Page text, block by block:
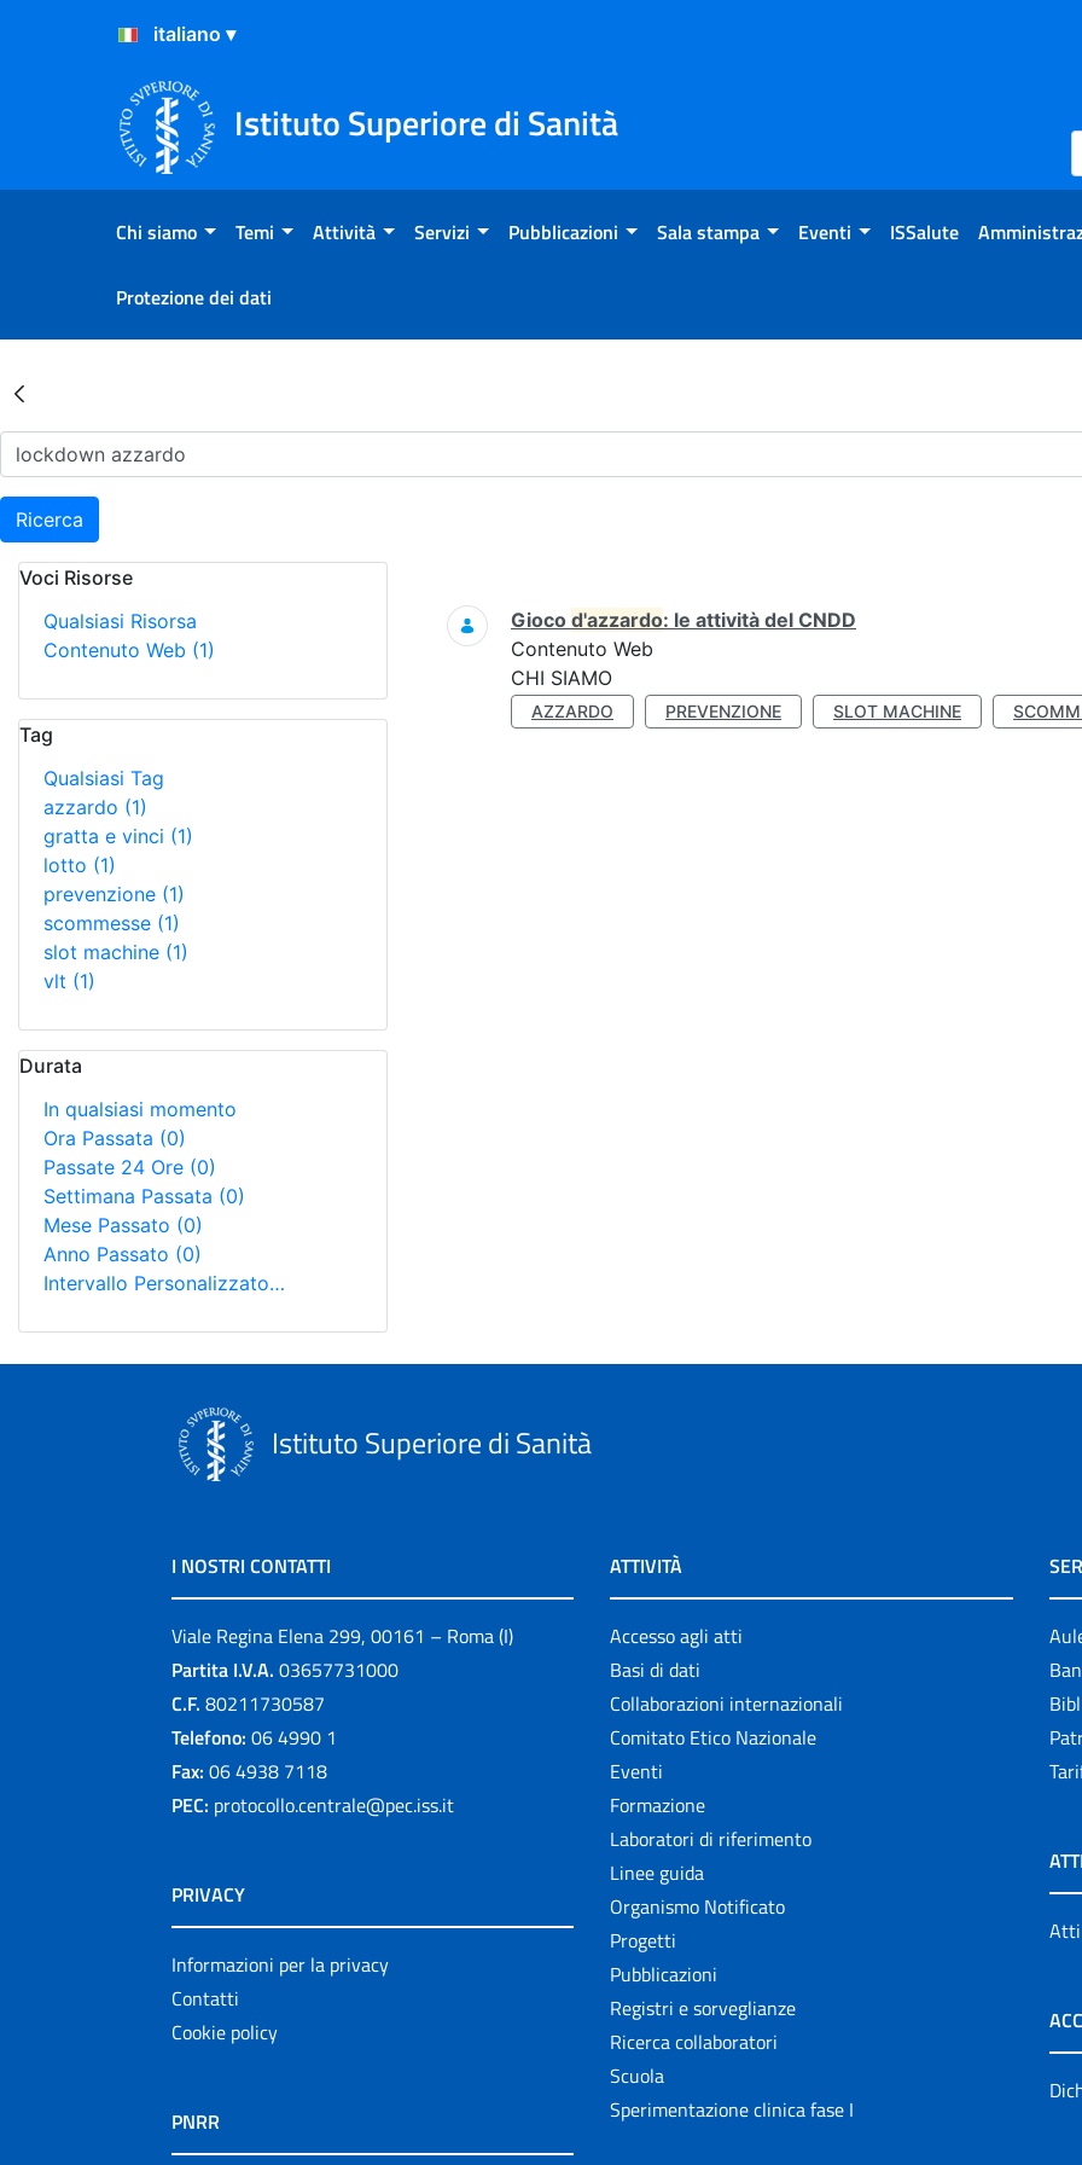
Salta al Contenuto
Salta al Footer
Istituto Superiore di Sanità
Chi siamo Temi Attività Servizi Pubblicazioni Sala stampa Eventi ISSalute
Protezione dei dati
Risultati della Ricerca - Archivio
Ricerca
Voci Risorse
Qualsiasi Risorsa
Contenuto Web (1)
Tag
Qualsiasi Tag
azzardo (1)
gratta e vinci (1)
lotto (1)
prevenzione (1)
scommesse (1)
slot machine (1)
vlt (1)
Durata
In qualsiasi momento
Ora Passata (0)
Passate 24 Ore (0)
Settimana Passata (0)
Mese Passato (0)
Anno Passato (0)
Intervallo Personalizzato…
Ricerca
Gioco d'azzardo: le attività del CNDD
Contenuto Web
CHI SIAMO
AZZARDO PREVENZIONE SLOT MACHINE
Istituto Superiore di Sanità
I NOSTRI CONTATTI
Viale Regina Elena 299, 00161 – Roma (I)
Partita I.V.A. 03657731000
C.F. 80211730587
Telefono: 06 4990 1
Fax: 06 4938 7118
PEC: protocollo.centrale@pec.iss.it
PRIVACY
Informazioni per la privacy
Contatti
Cookie policy
PNRR
ATTIVITÀ
Accesso agli atti
Basi di dati
Collaborazioni internazionali
Comitato Etico Nazionale
Eventi
Formazione
Laboratori di riferimento
Linee guida
Organismo Notificato
Progetti
Pubblicazioni
Registri e sorveglianze
Ricerca collaboratori
Scuola
Sperimentazione clinica fase I
Atti